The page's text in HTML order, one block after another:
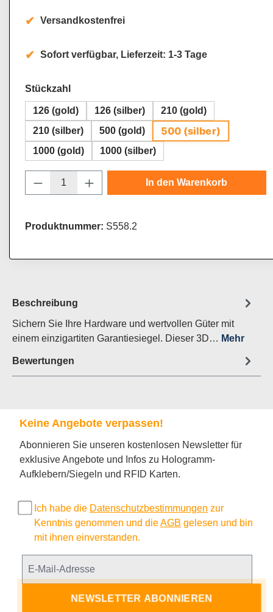
Versandkostenfrei
Sofort verfügbar, Lieferzeit: 1-3 Tage
Stückzahl auswählen
126 (gold) 126 (silber)
210 (gold)
210 (silber)
500 (gold) 500 (silber)
1000 (gold) 1000 (silber)
Produkt Anzahl: Gib den gewünschten
In den Warenkorb
Produktnummer: S558.2
Beschreibung
Sichern Sie Ihre Hardware und wertvollen Güter mit
einem einzigartiten Garantiesiegel. Dieser 3D… Mehr
Bewertungen
Keine Angebote verpassen!
Abonnieren Sie unseren kostenlosen Newsletter für
exklusive Angebote und Infos zu Hologramm-
Aufklebern/Siegeln und RFID Karten.
Ich habe die Datenschutzbestimmungen zur
Kenntnis genommen und dieAGB gelesen und bin
mit ihnen einverstanden.
NEWSLETTER ABONNIEREN